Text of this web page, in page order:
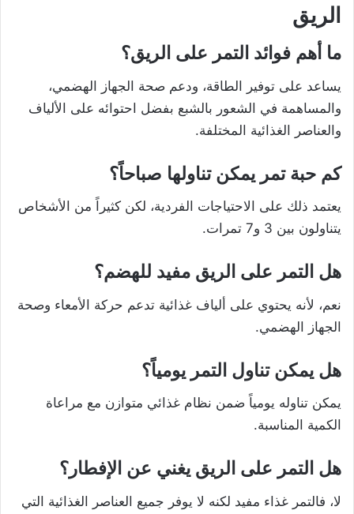
الريق
ما أهم فوائد التمر على الريق؟
يساعد على توفير الطاقة، ودعم صحة الجهاز الهضمي،
والمساهمة في الشعور بالشبع بفضل احتوائه على الألياف
والعناصر الغذائية المختلفة.
كم حبة تمر يمكن تناولها صباحاً؟
يعتمد ذلك على الاحتياجات الفردية، لكن كثيراً من الأشخاص
يتناولون بين 3 و7 تمرات.
هل التمر على الريق مفيد للهضم؟
نعم، لأنه يحتوي على ألياف غذائية تدعم حركة الأمعاء وصحة
الجهاز الهضمي.
هل يمكن تناول التمر يومياً؟
يمكن تناوله يومياً ضمن نظام غذائي متوازن مع مراعاة
الكمية المناسبة.
هل التمر على الريق يغني عن الإفطار؟
لا، فالتمر غذاء مفيد لكنه لا يوفر جميع العناصر الغذائية التي